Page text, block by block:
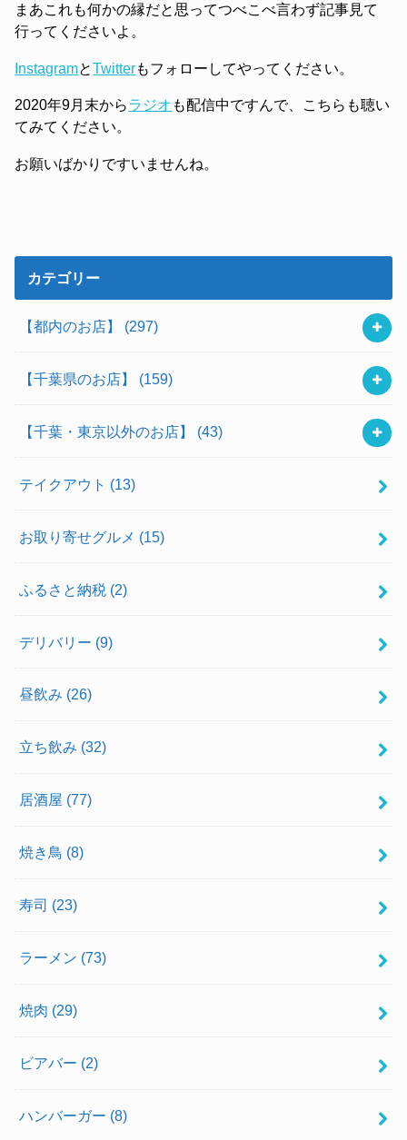
まあこれも何かの縁だと思ってつべこべ言わず記事見て
行ってくださいよ。
InstagramとTwitterもフォローしてやってください。
2020年9月末からラジオ も配信中ですんで、こちらも聴い
てみてください。
お願いばかりですいませんね。
カテゴリー
【都内のお店】 (297)
【千葉県のお店】 (159)
【千葉・東京以外のお店】 (43)
テイクアウト (13)
お取り寄せグルメ (15)
ふるさと納税 (2)
デリバリー (9)
昼飲み (26)
立ち飲み (32)
居酒屋 (77)
焼き鳥 (8)
寿司 (23)
ラーメン (73)
焼肉 (29)
ビアバー (2)
ハンバーガー (8)